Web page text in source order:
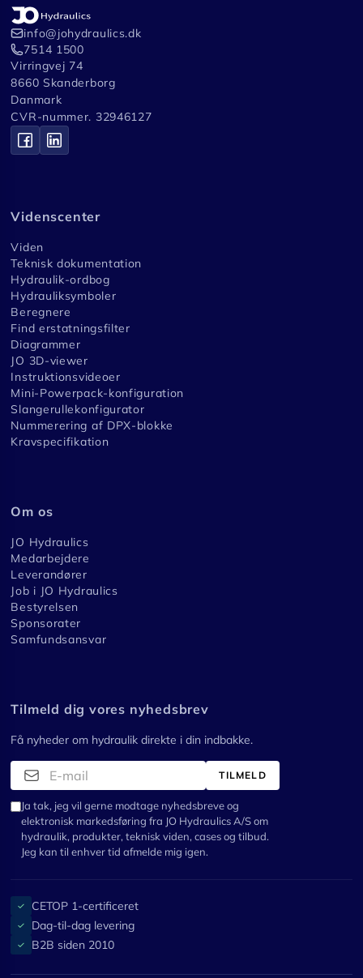
info@johydraulics.dk
7514 1500
Virringvej 74
8660 Skanderborg
Danmark
CVR-nummer. 32946127
Videnscenter
Viden
Teknisk dokumentation
Hydraulik-ordbog
Hydrauliksymboler
Beregnere
Find erstatningsfilter
Diagrammer
JO 3D-viewer
Instruktionsvideoer
Mini-Powerpack-konfiguration
Slangerullekonfigurator
Nummerering af DPX-blokke
Kravspecifikation
Om os
JO Hydraulics
Medarbejdere
Leverandører
Job i JO Hydraulics
Bestyrelsen
Sponsorater
Samfundsansvar
Tilmeld dig vores nyhedsbrev
Få nyheder om hydraulik direkte i din indbakke.
TILMELD
Ja tak, jeg vil gerne modtage nyhedsbreve og
elektronisk markedsføring fra JO Hydraulics A/S om
hydraulik, produkter, teknisk viden, cases og tilbud.
Jeg kan til enhver tid afmelde mig igen.
✓ CETOP 1-certificeret
✓ Dag-til-dag levering
✓ B2B siden 2010